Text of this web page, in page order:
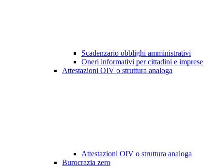
Scadenzario obblighi amministrativi
Oneri informativi per cittadini e imprese
Attestazioni OIV o struttura analoga
Attestazioni OIV o struttura analoga
Burocrazia zero